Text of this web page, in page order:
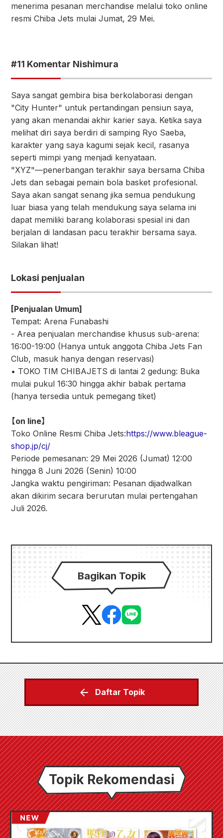
menerima pesanan merchandise melalui toko online
resmi Chiba Jets mulai Jumat, 29 Mei.
#11 Komentar Nishimura
Saya sangat gembira bisa berkolaborasi dengan
"City Hunter" untuk pertandingan pensiun saya,
yang akan menandai akhir karier saya. Ketika saya
melihat diri saya berdiri di samping Ryo Saeba,
karakter yang saya kagumi sejak kecil, rasanya
seperti mimpi yang menjadi kenyataan.
"XYZ"—penerbangan terakhir saya bersama Chiba
Jets dan sebagai pemain bola basket profesional.
Saya akan sangat senang jika semua pendukung
luar biasa yang telah mendukung saya selama ini
dapat memiliki barang kolaborasi spesial ini dan
berjalan di landasan pacu terakhir bersama saya.
Silakan lihat!
Lokasi penjualan
[Penjualan Umum]
Tempat: Arena Funabashi
- Area penjualan merchandise khusus sub-arena:
16:00-19:00 (Hanya untuk anggota Chiba Jets Fan
Club, masuk hanya dengan reservasi)
• TOKO TIM CHIBAJETS di lantai 2 gedung: Buka
mulai pukul 16:30 hingga akhir babak pertama
(hanya tersedia untuk pemegang tiket)
【on line】
Toko Online Resmi Chiba Jets:https://www.bleague-
shop.jp/cj/
Periode pemesanan: 29 Mei 2026 (Jumat) 12:00
hingga 8 Juni 2026 (Senin) 10:00
Jangka waktu pengiriman: Pesanan dijadwalkan
akan dikirim secara berurutan mulai pertengahan
Juli 2026.
Bagikan Topik
Daftar Topik
Topik Rekomendasi